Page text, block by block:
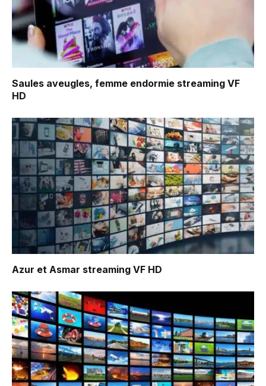
Saules aveugles, femme endormie streaming VF
HD
Azur et Asmar streaming VF HD